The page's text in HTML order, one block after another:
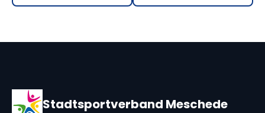
Stadtsportverband Meschede